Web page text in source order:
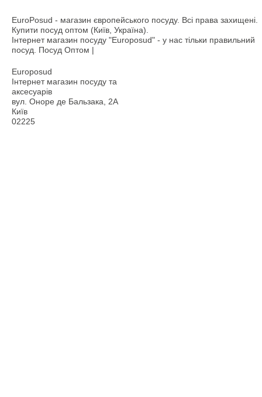
EuroPosud - магазин європейського посуду. Всі права захищені.
Купити посуд оптом (Київ, Україна).
Інтернет магазин посуду "Europosud" - у нас тільки правильний
посуд. Посуд Оптом |
Europosud
Інтернет магазин посуду та
аксесуарів
вул. Оноре де Бальзака, 2А
Київ
02225